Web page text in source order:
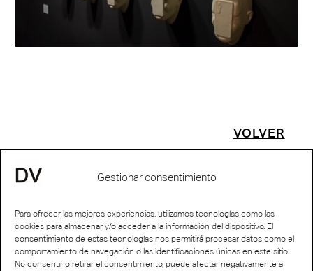
Gestionar consentimiento
Para ofrecer las mejores experiencias, utilizamos tecnologías como las
cookies para almacenar y/o acceder a la información del dispositivo. El
consentimiento de estas tecnologías nos permitirá procesar datos como el
comportamiento de navegación o las identificaciones únicas en este sitio.
No consentir o retirar el consentimiento, puede afectar negativamente a
VOLVER